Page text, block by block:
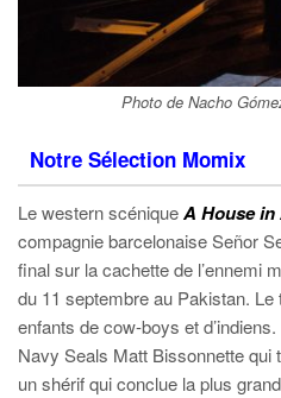
Photo de Nacho
Notre Sélection Momix
Le western scéniqueA House in
compagnie barcelonaise Señor
final sur la cachette de l’ennemi
du 11 septembre au Pakistan.
enfants de cow-boys et
Navy Seals Matt Bissonnette qui
un shérif qui conclue la plus